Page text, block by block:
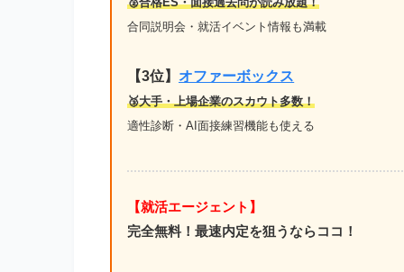
合同説明会・就活イベント情報も満載
【3位】 オファーボックス
🥉大手・上場企業のスカウト多数！
適性診断・AI面接練習機能も使える
【就活エージェント】
完全無料！最速内定を狙うならココ！